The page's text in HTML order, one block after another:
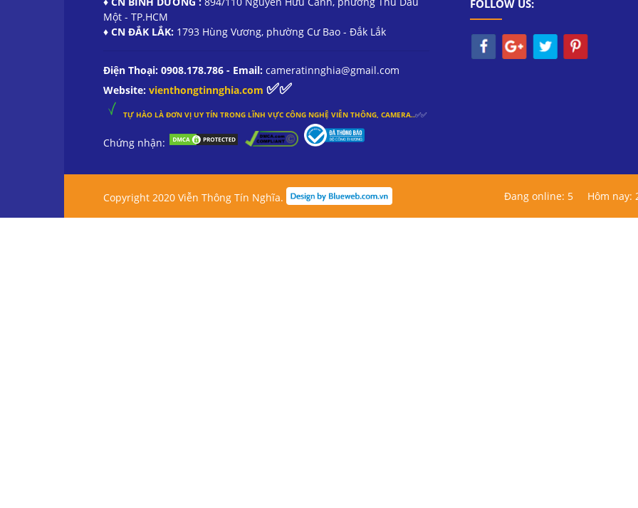
Một - TP.HCM
♦ CN ĐẮK LẮK:1793 Hùng Vương, phường Cư Bao - Đắk Lắk
Điện Thoại: 0908.178.786 - Email: cameratinnghia@gmail.com
Website: vienthongtinnghia.com ✅✅
TỰ HÀO LÀ ĐƠN VỊ UY TÍN TRONG LĨNH VỰC CÔNG NGHỆ VIỄN THÔNG, CAMERA..✅✅
Chứng nhận:
FOLLOW US:
Copyright 2020 Viễn Thông Tín Nghĩa. Đang online: 5 Hôm nay: